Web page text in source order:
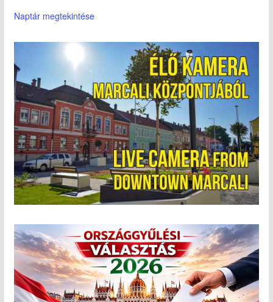
Naptár megtekintése